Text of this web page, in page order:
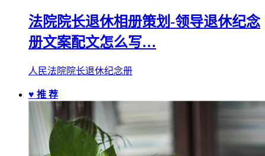
法院院长退休相册策划-领导退休纪念
册文案配文怎么写…
人民法院院长退休纪念册
♥ 推 荐